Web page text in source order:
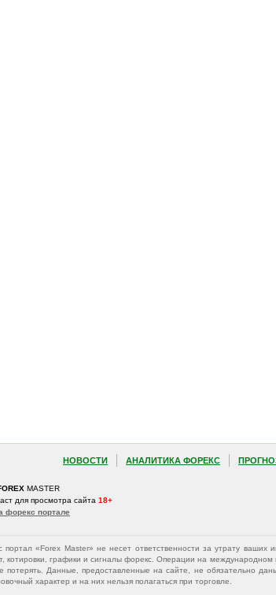
НОВОСТИ АНАЛИТИКА ФОРЕКС
MASTER
для просмотра сайта 18+
форекс портале
портал «Forex Master» не несет ответственности за утрату
котировки, графики и сигналы форекс. Операции на
потерять. Данные, предоставленные на сайте, не обязательно
характер и на них нельзя полагаться при торговле.